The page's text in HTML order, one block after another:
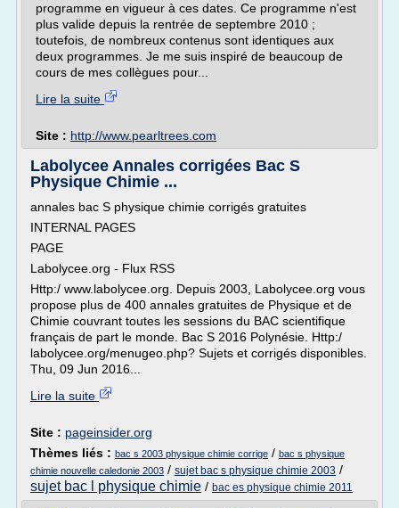
programme en vigueur à ces dates. Ce programme n'est
plus valide depuis la rentrée de septembre 2010 ;
toutefois, de nombreux contenus sont identiques aux
deux programmes. Je me suis inspiré de beaucoup de
cours de mes collègues pour...
Lire la suite
Site : http://www.pearltrees.com
Labolycee Annales corrigées Bac S
Physique Chimie ...
annales bac S physique chimie corrigés gratuites
INTERNAL PAGES
PAGE
Labolycee.org - Flux RSS
Http:/ www.labolycee.org. Depuis 2003, Labolycee.org vous
propose plus de 400 annales gratuites de Physique et de
Chimie couvrant toutes les sessions du BAC scientifique
français de part le monde. Bac S 2016 Polynésie. Http:/
labolycee.org/menugeo.php? Sujets et corrigés disponibles.
Thu, 09 Jun 2016...
Lire la suite
Site : pageinsider.org
Thèmes liés : bac s 2003 physique chimie corrige / bac s physique
chimie nouvelle caledonie 2003 / sujet bac s physique chimie 2003 /
sujet bac l physique chimie / bac es physique chimie 2011